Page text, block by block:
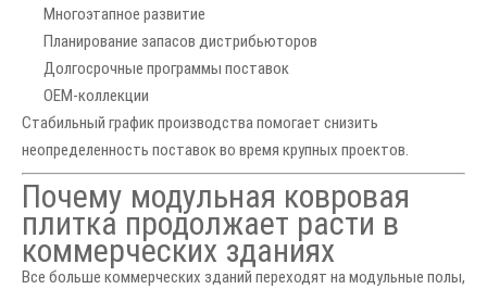
Многоэтапное развитие
Планирование запасов дистрибьюторов
Долгосрочные программы поставок
OEM-коллекции
Стабильный график производства помогает снизить
неопределенность поставок во время крупных проектов.
Почему модульная ковровая
плитка продолжает расти в
коммерческих зданиях
Все больше коммерческих зданий переходят на модульные полы,